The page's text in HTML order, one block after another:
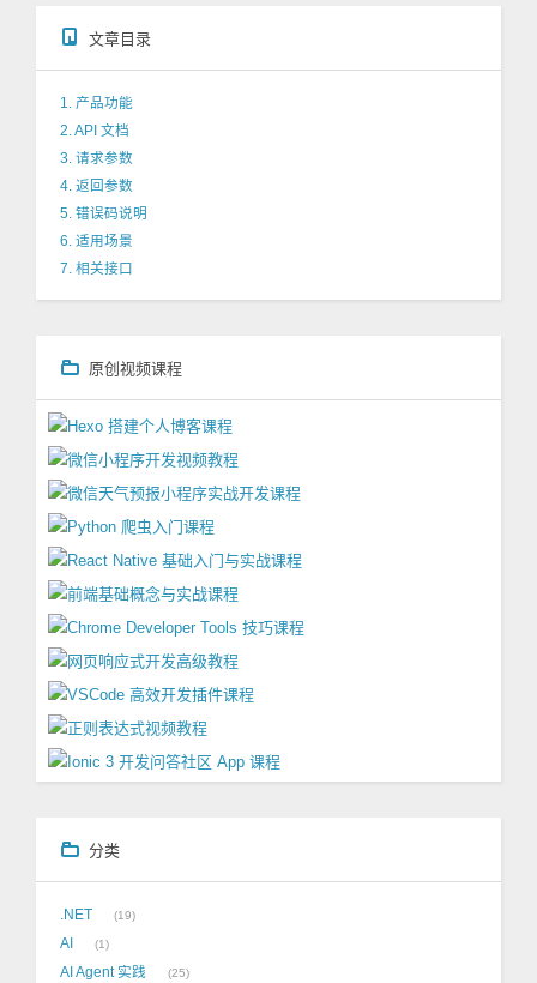
文章目录
1. 产品功能
2. API 文档
3. 请求参数
4. 返回参数
5. 错误码说明
6. 适用场景
7. 相关接口
原创视频课程
分类
.NET 19
AI 1
AI Agent 实践 25